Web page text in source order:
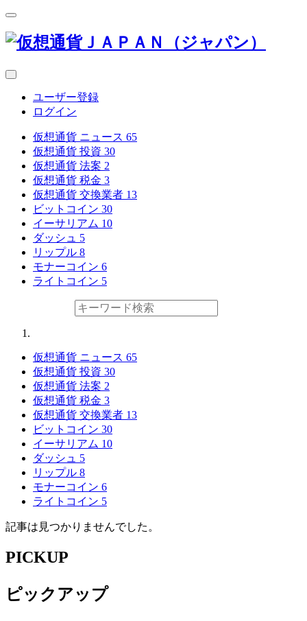
ユーザー登録
ログイン
仮想通貨 ニュース 65
仮想通貨 投資 30
仮想通貨 法案 2
仮想通貨 税金 3
仮想通貨 交換業者 13
ビットコイン 30
イーサリアム 10
ダッシュ 5
リップル 8
モナーコイン 6
ライトコイン 5
仮想通貨 ニュース 65
仮想通貨 投資 30
仮想通貨 法案 2
仮想通貨 税金 3
仮想通貨 交換業者 13
ビットコイン 30
イーサリアム 10
ダッシュ 5
リップル 8
モナーコイン 6
ライトコイン 5
記事は見つかりませんでした。
PICKUP
ピックアップ